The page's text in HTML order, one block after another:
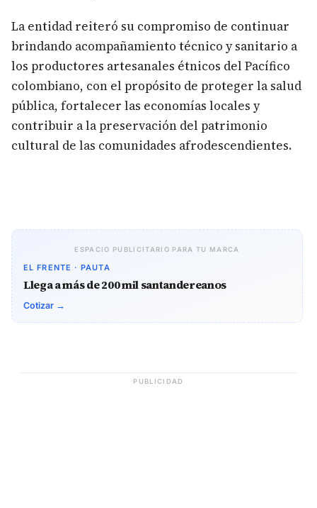
La entidad reiteró su compromiso de continuar
brindando acompañamiento técnico y sanitario a
los productores artesanales étnicos del Pacífico
colombiano, con el propósito de proteger la salud
pública, fortalecer las economías locales y
contribuir a la preservación del patrimonio
cultural de las comunidades afrodescendientes.
ESPACIO PUBLICITARIO PARA TU MARCA
EL FRENTE · PAUTA
Llega a más de 200 mil santandereanos
Cotizar →
PUBLICIDAD